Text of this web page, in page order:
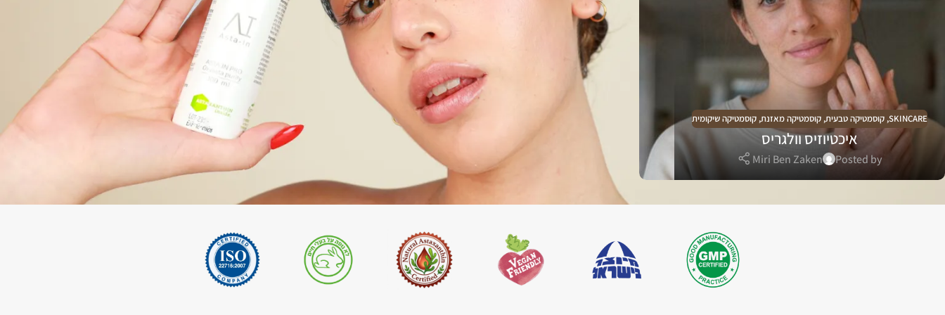
SKINCARE
, קוסמטיקה טבעית, קוסמטיקה מאזנת, קוסמטיקה שיקומית
איכטיוזיס וולגריס
Posted by
Miri Ben Zaken